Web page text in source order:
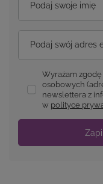
Podaj swoje imię
Podaj swój adres
Wyrażam
osobowych
newslettera z
w polityce